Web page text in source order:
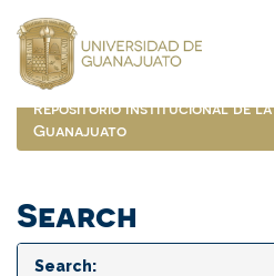
navigation
Repositorio Institucional de la
Guanajuato
Search
Search: